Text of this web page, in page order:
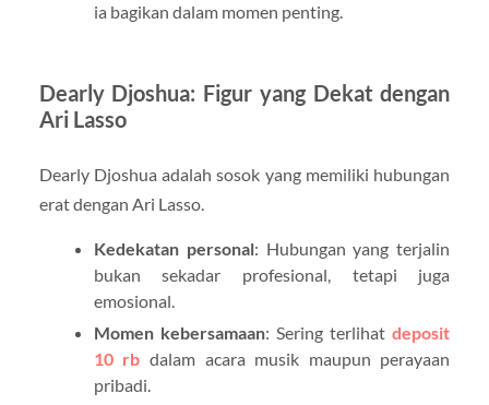
ia bagikan dalam momen penting.
Dearly Djoshua: Figur yang Dekat dengan
Ari Lasso
Dearly Djoshua adalah sosok yang memiliki hubungan
erat dengan Ari Lasso.
Kedekatan personal: Hubungan yang terjalin
bukan sekadar profesional, tetapi juga
emosional.
Momen kebersamaan: Sering terlihatdeposit
10 rb dalam acara musik maupun perayaan
pribadi.